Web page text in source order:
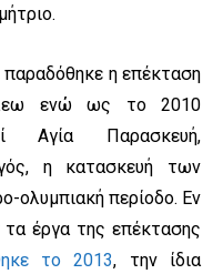
παραδόθηκε η επέκταση
ενώ ως το 2010
Αγία Παρασκευή,
η κατασκευή των
ολυμπιακή περίοδο. Εν
έργα της επέκτασης
το 2013, την ίδια